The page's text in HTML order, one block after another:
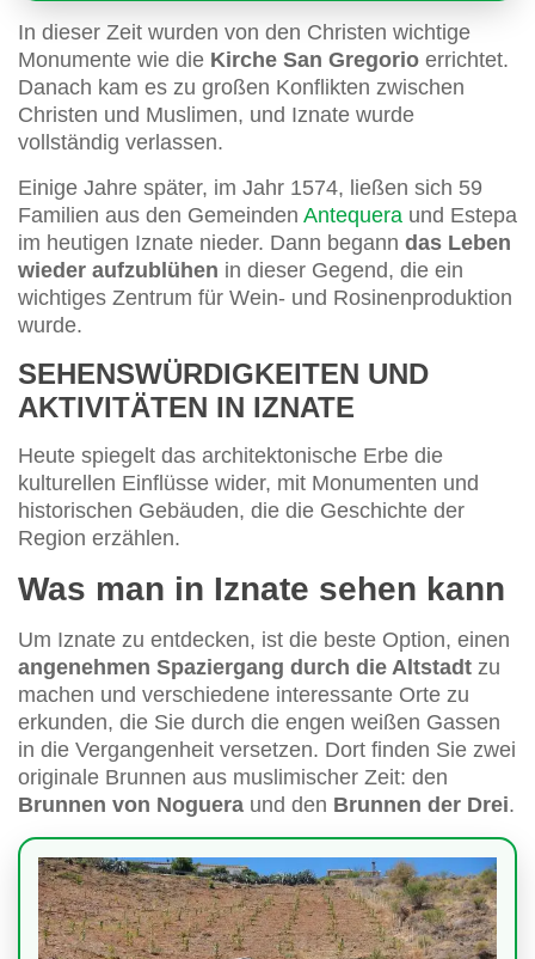
In dieser Zeit wurden von den Christen wichtige
Monumente wie die Kirche San Gregorio errichtet.
Danach kam es zu großen Konflikten zwischen
Christen und Muslimen, und Iznate wurde
vollständig verlassen.
Einige Jahre später, im Jahr 1574, ließen sich 59
Familien aus den Gemeinden Antequera und Estepa
im heutigen Iznate nieder. Dann begann das Leben
wieder aufzublühen in dieser Gegend, die ein
wichtiges Zentrum für Wein- und Rosinenproduktion
wurde.
SEHENSWÜRDIGKEITEN UND
AKTIVITÄTEN IN IZNATE
Heute spiegelt das architektonische Erbe die
kulturellen Einflüsse wider, mit Monumenten und
historischen Gebäuden, die die Geschichte der
Region erzählen.
Was man in Iznate sehen kann
Um Iznate zu entdecken, ist die beste Option, einen
angenehmen Spaziergang durch die Altstadt zu
machen und verschiedene interessante Orte zu
erkunden, die Sie durch die engen weißen Gassen
in die Vergangenheit versetzen. Dort finden Sie zwei
originale Brunnen aus muslimischer Zeit: den
Brunnen von Noguera und den Brunnen der Drei.